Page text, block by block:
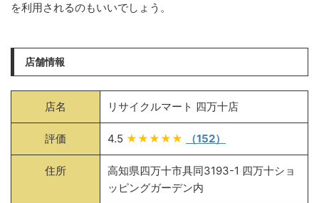
を利用されるのもいいでしょう。
店舗情報
店名 リサイクルマート 四万十店
評価 4.5 ★★★★★ （152）
住所
高知県四万十市具同3193-1 四万十ショ
ッピングガーデン内